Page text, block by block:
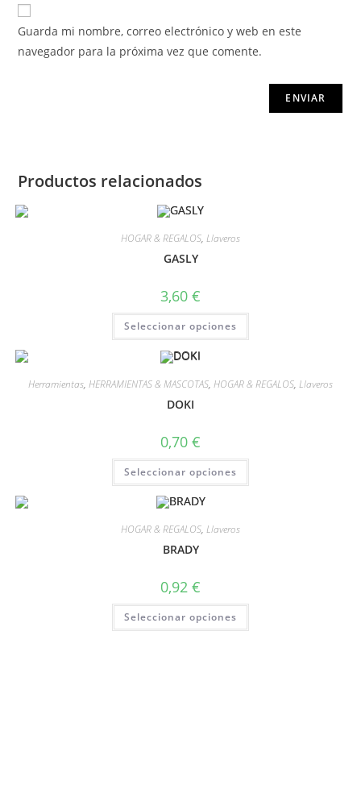
Guarda mi nombre, correo electrónico y web en este
navegador para la próxima vez que comente.
Productos relacionados
HOGAR & REGALOS, Llaveros
GASLY
3,60 €
Seleccionar opciones
Herramientas, HERRAMIENTAS & MASCOTAS, HOGAR & REGALOS, Llaveros
DOKI
0,70 €
Seleccionar opciones
HOGAR & REGALOS, Llaveros
BRADY
0,92 €
Seleccionar opciones